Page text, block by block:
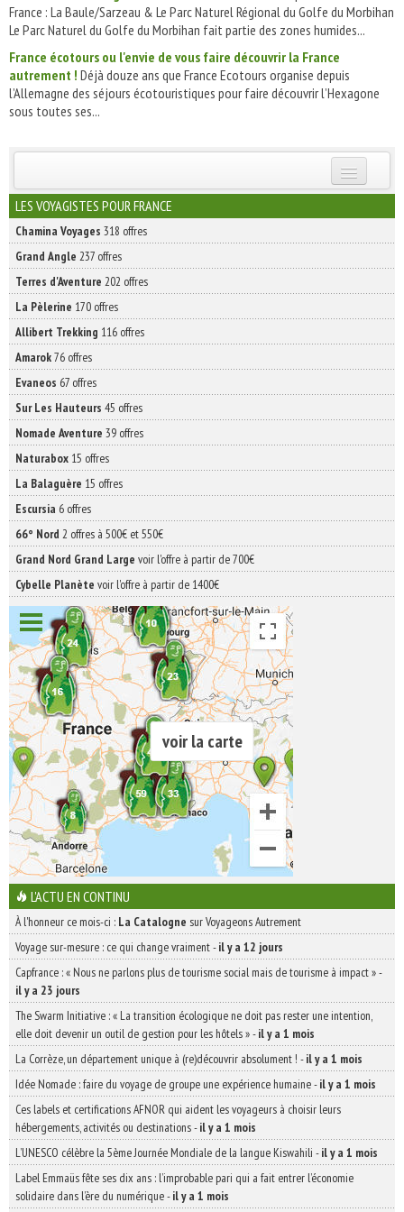
France : La Baule/Sarzeau & Le Parc Naturel Régional du Golfe du Morbihan
Le Parc Naturel du Golfe du Morbihan fait partie des zones humides...
France écotours ou l'envie de vous faire découvrir la France
autrement ! Déjà douze ans que France Ecotours organise depuis
l’Allemagne des séjours écotouristiques pour faire découvrir l’Hexagone
sous toutes ses...
INSCRIVEZ-VOUS | ABONNEZ-VOUS
LES VOYAGISTES POUR FRANCE
Chamina Voyages 318 offres
Grand Angle 237 offres
Terres d'Aventure 202 offres
La Pèlerine 170 offres
Allibert Trekking 116 offres
Amarok76 offres
Evaneos 67 offres
Sur Les Hauteurs 45 offres
Nomade Aventure 39 offres
Naturabox 15 offres
La Balaguère 15 offres
Escursia 6 offres
66° Nord 2 offres à 500€ et 550€
Grand Nord Grand Large voir l'offre à partir de 700€
Cybelle Planète voir l'offre à partir de 1400€
voir la carte
L'ACTU EN CONTINU
À l'honneur ce mois-ci : La Catalogne sur Voyageons Autrement
Voyage sur-mesure : ce qui change vraiment-il y a 12 jours
Capfrance : « Nous ne parlons plus de tourisme social mais de tourisme à impact »-
il y a 23 jours
The Swarm Initiative : « La transition écologique ne doit pas rester une intention,
elle doit devenir un outil de gestion pour les hôtels »-il y a 1 mois
La Corrèze, un département unique à (re)découvrir absolument ! -il y a 1 mois
Idée Nomade : faire du voyage de groupe une expérience humaine-il y a 1 mois
Ces labels et certifications AFNOR qui aident les voyageurs à choisir leurs
hébergements, activités ou destinations-il y a 1 mois
L’UNESCO célèbre la 5ème Journée Mondiale de la langue Kiswahili -il y a 1 mois
Label Emmaüs fête ses dix ans : l’improbable pari qui a fait entrer l’économie
solidaire dans l’ère du numérique-il y a 1 mois